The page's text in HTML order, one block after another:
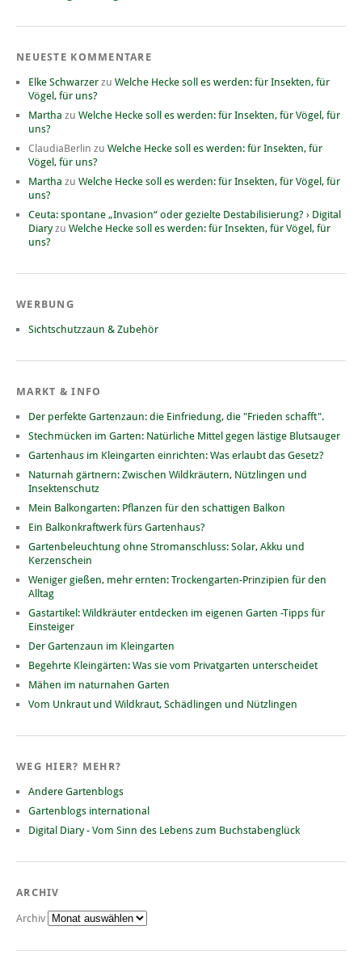
NEUESTE KOMMENTARE
Elke Schwarzer zu Welche Hecke soll es werden: für Insekten, für
Vögel, für uns?
Martha zu Welche Hecke soll es werden: für Insekten, für Vögel, für
uns?
ClaudiaBerlin zu Welche Hecke soll es werden: für Insekten, für
Vögel, für uns?
Martha zu Welche Hecke soll es werden: für Insekten, für Vögel, für
uns?
Ceuta: spontane „Invasion“ oder gezielte Destabilisierung? › Digital
Diaryzu Welche Hecke soll es werden: für Insekten, für Vögel, für
uns?
WERBUNG
Sichtschutzzaun & Zubehör
MARKT & INFO
Der perfekte Gartenzaun: die Einfriedung, die "Frieden schafft".
Stechmücken im Garten: Natürliche Mittel gegen lästige Blutsauger
Gartenhaus im Kleingarten einrichten: Was erlaubt das Gesetz?
Naturnah gärtnern: Zwischen Wildkräutern, Nützlingen und
Insektenschutz
Mein Balkongarten: Pflanzen für den schattigen Balkon
Ein Balkonkraftwerk fürs Gartenhaus?
Gartenbeleuchtung ohne Stromanschluss: Solar, Akku und
Kerzenschein
Weniger gießen, mehr ernten: Trockengarten-Prinzipien für den
Alltag
Gastartikel: Wildkräuter entdecken im eigenen Garten -Tipps für
Einsteiger
Der Gartenzaun im Kleingarten
Begehrte Kleingärten: Was sie vom Privatgarten unterscheidet
Mähen im naturnahen Garten
Vom Unkraut und Wildkraut, Schädlingen und Nützlingen
WEG HIER? MEHR?
Andere Gartenblogs
Gartenblogs international
Digital Diary - Vom Sinn des Lebens zum Buchstabenglück
ARCHIV
Archiv